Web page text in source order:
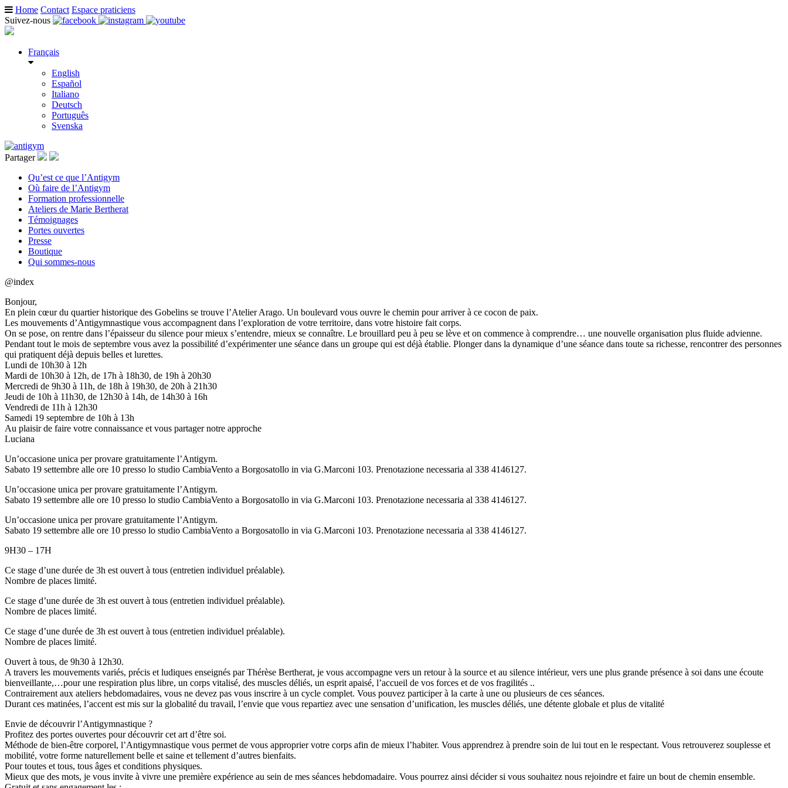
Home Contact Espace praticiens
Suivez-nous
Français
English
Español
Italiano
Deutsch
Português
Svenska
Partager
Qu’est ce que l’Antigym
Où faire de l’Antigym
Formation professionnelle
Ateliers de Marie Bertherat
Témoignages
Portes ouvertes
Presse
Boutique
Qui sommes-nous
@index
Bonjour,
En plein cœur du quartier historique des Gobelins se trouve l’Atelier Arago. Un boulevard vous ouvre le chemin pour arriver à ce cocon de paix.
Les mouvements d’Antigymnastique vous accompagnent dans l’exploration de votre territoire, dans votre histoire fait corps.
On se pose, on rentre dans l’épaisseur du silence pour mieux s’entendre, mieux se connaître. Le brouillard peu à peu se lève et on commence à comprendre… une nouvelle organisation plus fluide advienne.
Pendant tout le mois de septembre vous avez la possibilité d’expérimenter une séance dans un groupe qui est déjà établie. Plonger dans la dynamique d’une séance dans toute sa richesse, rencontrer des personnes
qui pratiquent déjà depuis belles et lurettes.
Lundi de 10h30 à 12h
Mardi de 10h30 à 12h, de 17h à 18h30, de 19h à 20h30
Mercredi de 9h30 à 11h, de 18h à 19h30, de 20h à 21h30
Jeudi de 10h à 11h30, de 12h30 à 14h, de 14h30 à 16h
Vendredi de 11h à 12h30
Samedi 19 septembre de 10h à 13h
Au plaisir de faire votre connaissance et vous partager notre approche
Luciana
Un’occasione unica per provare gratuitamente l’Antigym.
Sabato 19 settembre alle ore 10 presso lo studio CambiaVento a Borgosatollo in via G.Marconi 103. Prenotazione necessaria al 338 4146127.
Un’occasione unica per provare gratuitamente l’Antigym.
Sabato 19 settembre alle ore 10 presso lo studio CambiaVento a Borgosatollo in via G.Marconi 103. Prenotazione necessaria al 338 4146127.
Un’occasione unica per provare gratuitamente l’Antigym.
Sabato 19 settembre alle ore 10 presso lo studio CambiaVento a Borgosatollo in via G.Marconi 103. Prenotazione necessaria al 338 4146127.
9H30 – 17H
Ce stage d’une durée de 3h est ouvert à tous (entretien individuel préalable).
Nombre de places limité.
Ce stage d’une durée de 3h est ouvert à tous (entretien individuel préalable).
Nombre de places limité.
Ce stage d’une durée de 3h est ouvert à tous (entretien individuel préalable).
Nombre de places limité.
Ouvert à tous, de 9h30 à 12h30.
A travers les mouvements variés, précis et ludiques enseignés par Thérèse Bertherat, je vous accompagne vers un retour à la source et au silence intérieur, vers une plus grande présence à soi dans une écoute
bienveillante,…pour une respiration plus libre, un corps vitalisé, des muscles déliés, un esprit apaisé, l’accueil de vos forces et de vos fragilités ..
Contrairement aux ateliers hebdomadaires, vous ne devez pas vous inscrire à un cycle complet. Vous pouvez participer à la carte à une ou plusieurs de ces séances.
Durant ces matinées, l’accent est mis sur la globalité du travail, l’envie que vous repartiez avec une sensation d’unification, les muscles déliés, une détente globale et plus de vitalité
Envie de découvrir l’Antigymnastique ?
Profitez des portes ouvertes pour découvrir cet art d’être soi.
Méthode de bien-être corporel, l’Antigymnastique vous permet de vous approprier votre corps afin de mieux l’habiter. Vous apprendrez à prendre soin de lui tout en le respectant. Vous retrouverez souplesse et
mobilité, votre forme naturellement belle et saine et tellement d’autres bienfaits.
Pour toutes et tous, tous âges et conditions physiques.
Mieux que des mots, je vous invite à vivre une première expérience au sein de mes séances hebdomadaire. Vous pourrez ainsi décider si vous souhaitez nous rejoindre et faire un bout de chemin ensemble.